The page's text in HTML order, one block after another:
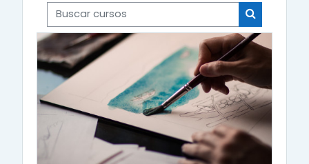
Buscar cursos
Buscar